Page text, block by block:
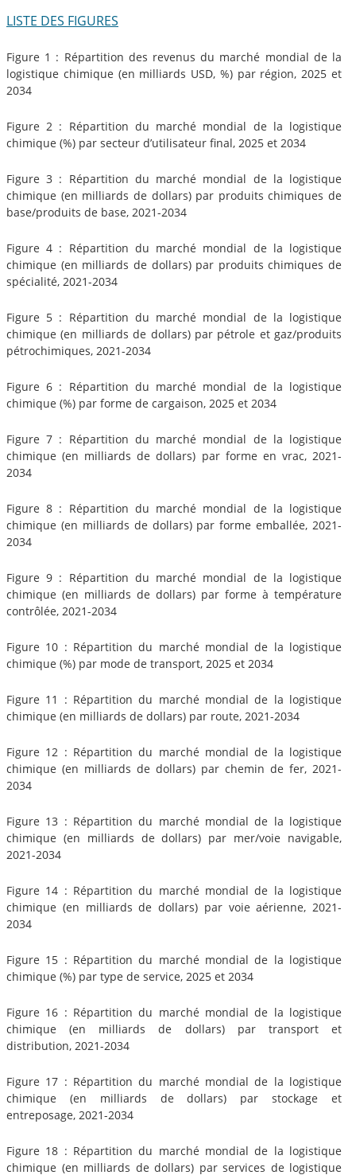
LISTE DES FIGURES
Figure 1 : Répartition des revenus du marché mondial de la
logistique chimique (en milliards USD, %) par région, 2025 et
2034
Figure 2 : Répartition du marché mondial de la logistique
chimique (%) par secteur d’utilisateur final, 2025 et 2034
Figure 3 : Répartition du marché mondial de la logistique
chimique (en milliards de dollars) par produits chimiques de
base/produits de base, 2021-2034
Figure 4 : Répartition du marché mondial de la logistique
chimique (en milliards de dollars) par produits chimiques de
spécialité, 2021-2034
Figure 5 : Répartition du marché mondial de la logistique
chimique (en milliards de dollars) par pétrole et gaz/produits
pétrochimiques, 2021-2034
Figure 6 : Répartition du marché mondial de la logistique
chimique (%) par forme de cargaison, 2025 et 2034
Figure 7 : Répartition du marché mondial de la logistique
chimique (en milliards de dollars) par forme en vrac, 2021-
2034
Figure 8 : Répartition du marché mondial de la logistique
chimique (en milliards de dollars) par forme emballée, 2021-
2034
Figure 9 : Répartition du marché mondial de la logistique
chimique (en milliards de dollars) par forme à température
contrôlée, 2021-2034
Figure 10 : Répartition du marché mondial de la logistique
chimique (%) par mode de transport, 2025 et 2034
Figure 11 : Répartition du marché mondial de la logistique
chimique (en milliards de dollars) par route, 2021-2034
Figure 12 : Répartition du marché mondial de la logistique
chimique (en milliards de dollars) par chemin de fer, 2021-
2034
Figure 13 : Répartition du marché mondial de la logistique
chimique (en milliards de dollars) par mer/voie navigable,
2021-2034
Figure 14 : Répartition du marché mondial de la logistique
chimique (en milliards de dollars) par voie aérienne, 2021-
2034
Figure 15 : Répartition du marché mondial de la logistique
chimique (%) par type de service, 2025 et 2034
Figure 16 : Répartition du marché mondial de la logistique
chimique (en milliards de dollars) par transport et
distribution, 2021-2034
Figure 17 : Répartition du marché mondial de la logistique
chimique (en milliards de dollars) par stockage et
entreposage, 2021-2034
Figure 18 : Répartition du marché mondial de la logistique
chimique (en milliards de dollars) par services de logistique